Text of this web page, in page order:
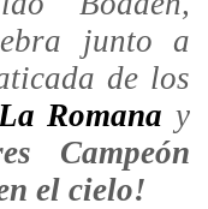
junto a
de los
La Romana y
Campeón
el cielo!